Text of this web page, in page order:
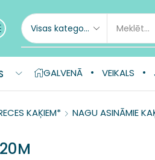
GALVENĀ VEIKALS
KAĶIEM* NAGU ASINĀMIE